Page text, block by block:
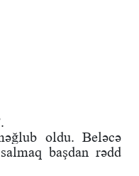
oldu. Beləcə
başdan rədd